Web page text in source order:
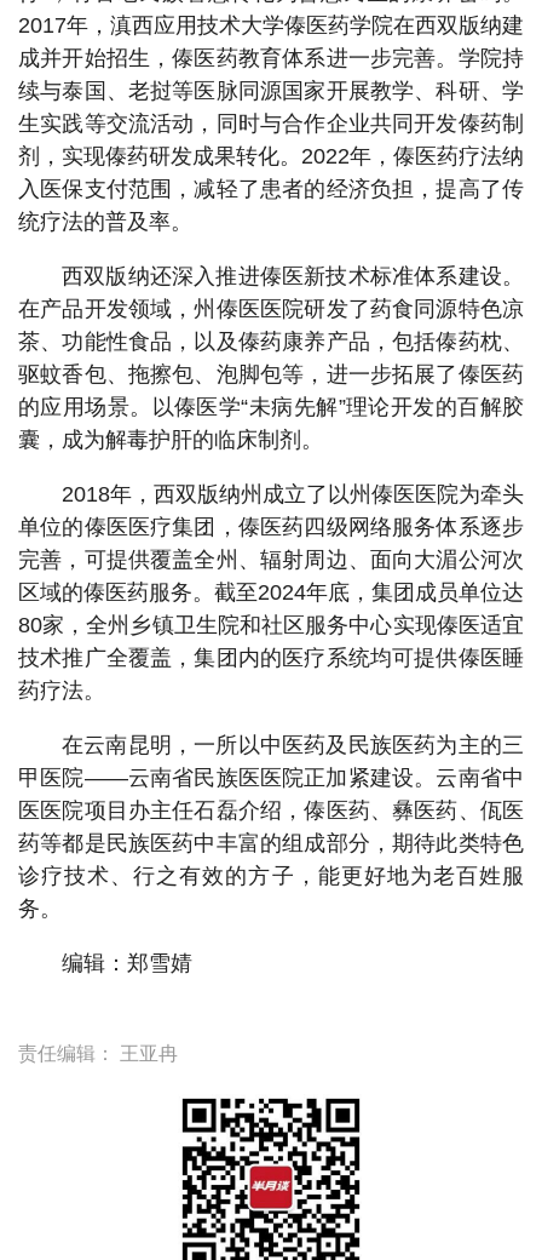
2017年，滇西应用技术大学傣医药学院在西双版纳建
成并开始招生，傣医药教育体系进一步完善。学院持
续与泰国、老挝等医脉同源国家开展教学、科研、学
生实践等交流活动，同时与合作企业共同开发傣药制
剂，实现傣药研发成果转化。2022年，傣医药疗法纳
入医保支付范围，减轻了患者的经济负担，提高了传
统疗法的普及率。
西双版纳还深入推进傣医新技术标准体系建设。
在产品开发领域，州傣医医院研发了药食同源特色凉
茶、功能性食品，以及傣药康养产品，包括傣药枕、
驱蚊香包、拖擦包、泡脚包等，进一步拓展了傣医药
的应用场景。以傣医学“未病先解”理论开发的百解胶
囊，成为解毒护肝的临床制剂。
2018年，西双版纳州成立了以州傣医医院为牵头
单位的傣医医疗集团，傣医药四级网络服务体系逐步
完善，可提供覆盖全州、辐射周边、面向大湄公河次
区域的傣医药服务。截至2024年底，集团成员单位达
80家，全州乡镇卫生院和社区服务中心实现傣医适宜
技术推广全覆盖，集团内的医疗系统均可提供傣医睡
药疗法。
在云南昆明，一所以中医药及民族医药为主的三
甲医院——云南省民族医医院正加紧建设。云南省中
医医院项目办主任石磊介绍，傣医药、彝医药、佤医
药等都是民族医药中丰富的组成部分，期待此类特色
诊疗技术、行之有效的方子，能更好地为老百姓服
务。
编辑：郑雪婧
责任编辑： 王亚冉